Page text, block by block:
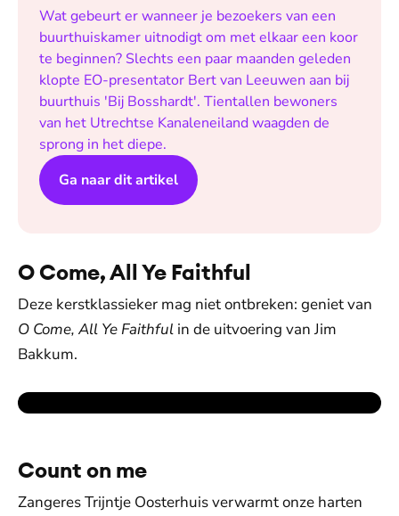
Wat gebeurt er wanneer je bezoekers van een
buurthuiskamer uitnodigt om met elkaar een koor
te beginnen? Slechts een paar maanden geleden
klopte EO-presentator Bert van Leeuwen aan bij
buurthuis 'Bij Bosshardt'. Tientallen bewoners
van het Utrechtse Kanaleneiland waagden de
sprong in het diepe.
Ga naar dit artikel
O Come, All Ye Faithful
Deze kerstklassieker mag niet ontbreken: geniet van
O Come, All Ye Faithful in de uitvoering van Jim
Bakkum.
Count on me
Zangeres Trijntje Oosterhuis verwarmt onze harten